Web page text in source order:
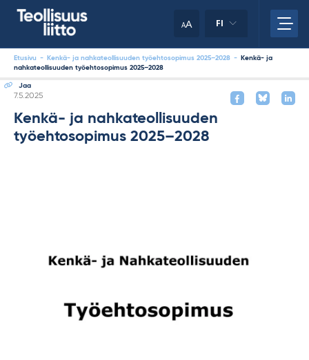
AA FI
Etusivu - Kenkä- ja nahkateollisuuden työehtosopimus 2025–2028 -
Kenkä- ja
nahkateollisuuden työehtosopimus 2025–2028
Jaa
Kirjoitettu
7.5.2025
Kenkä- ja nahkateollisuuden
työehtosopimus 2025–2028